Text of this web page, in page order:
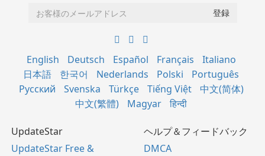
English Deutsch Español Français
Italiano
日本語
한국어 Nederlands Polski
Português
Русский
Svenska Türkçe Tiếng Việt
中文(简体)
中文(繁體)
Magyar हिन्दी
UpdateStar
UpdateStar Free &
ヘルプ＆フィードバック
DMCA